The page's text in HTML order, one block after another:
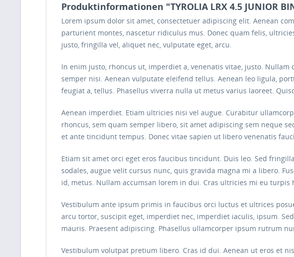
Produktinformationen "TYROLIA LRX 4.5 JUNIOR
Lorem ipsum dolor sit amet, consectetuer adipiscing elit. Aenean
parturient montes, nascetur ridiculus mus. Donec quam felis,
justo, fringilla vel, aliquet nec, vulputate eget, arcu.
In enim justo, rhoncus ut, imperdiet a, venenatis vitae, justo.
semper nisi. Aenean vulputate eleifend tellus. Aenean leo ligula,
feugiat a, tellus. Phasellus viverra nulla ut metus varius laoreet.
Aenean imperdiet. Etiam ultricies nisi vel augue. Curabitur
rhoncus, sem quam semper libero, sit amet adipiscing sem neque
et ante tincidunt tempus. Donec vitae sapien ut libero venenatis
Etiam sit amet orci eget eros faucibus tincidunt. Duis leo. Sed
sodales, augue velit cursus nunc, quis gravida magna mi a libero.
id, metus. Nullam accumsan lorem in dui. Cras ultricies mi eu
Vestibulum ante ipsum primis in faucibus orci luctus et ultrices
arcu tortor, suscipit eget, imperdiet nec, imperdiet iaculis, ipsum.
mauris. Praesent adipiscing. Phasellus ullamcorper ipsum rutrum
Vestibulum volutpat pretium libero. Cras id dui. Aenean ut eros et